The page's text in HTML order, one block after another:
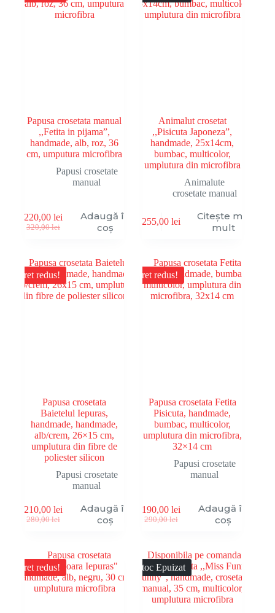
Papusa crosetata manual
,,Fetita in pijama”,
handmade, alb, roz, 36
cm, umputura microfibra
Papusi crosetate
manual
320,00lei
Prețul
fost:
320,00 lei.
220,00lei
Prețul
220,00 lei.
Adaugă în
coș
Animalut crosetat
,,Pisicuta Japoneza”,
handmade, 25x14cm,
bumbac, multicolor,
umplutura din microfibra
Animalute
crosetate manual
255,00lei
Citește mai
mult
Pret redus!
Papusa crosetata
Baietelul Iepuras,
handmade, handmade,
alb/crem, 26×15 cm,
umplutura din fibre de
poliester silicon
Papusi crosetate
manual
280,00lei
Prețul
fost:
280,00 lei.
210,00lei
Prețul
210,00 lei.
Adaugă în
coș
Pret redus!
Papusa crosetata Fetita
Pisicuta, handmade,
bumbac, multicolor,
umplutura din microfibra,
32×14 cm
Papusi crosetate
manual
290,00lei
Prețul
fost:
290,00 lei.
190,00lei
Prețul
190,00 lei.
Adaugă în
coș
Pret redus! Stoc Epuizat